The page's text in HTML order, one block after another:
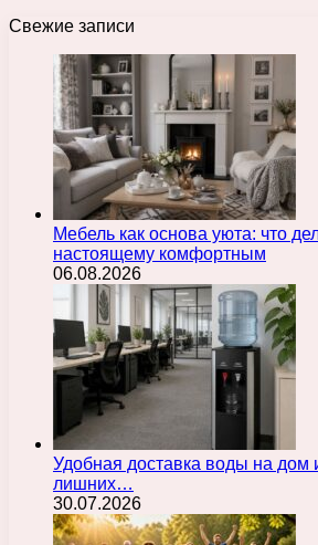
Свежие записи
Мебель как основа уюта: что
настоящему комфортным
06.08.2026
Удобная доставка воды на дом
лишних…
30.07.2026